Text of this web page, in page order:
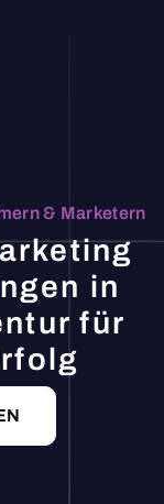
& Marketern
in
für